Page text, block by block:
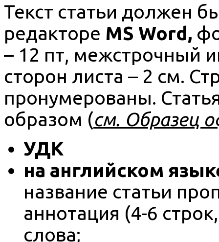
Текст статьи должен
редакторе MS Word,
– 12 пт, межстрочный
сторон листа – 2 см.
пронумерованы.
образом (см. Образец
УДК
на английском
название статьи
аннотация (4-6
слова;